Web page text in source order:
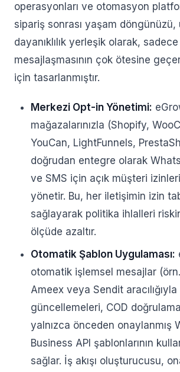
operasyonları ve otomasyon
sipariş sonrası yaşam
dayanıklılık yerleşik olarak,
mesajlaşmasının çok ötesine
için tasarlanmıştır.
Merkezi Opt-in Yönetimi:
mağazalarınızla (Shopify,
YouCan, LightFunnels,
doğrudan entegre olarak
ve SMS için açık müşteri
yönetir. Bu, her iletişimin izin
sağlayarak politika ihlalleri
ölçüde azaltır.
Otomatik Şablon Uygulaması:
otomatik işlemsel mesajlar
Ameex veya Sendit
güncellemeleri, COD
yalnızca önceden onaylanmış
Business API şablonlarının
sağlar. İş akışı oluşturucusu,